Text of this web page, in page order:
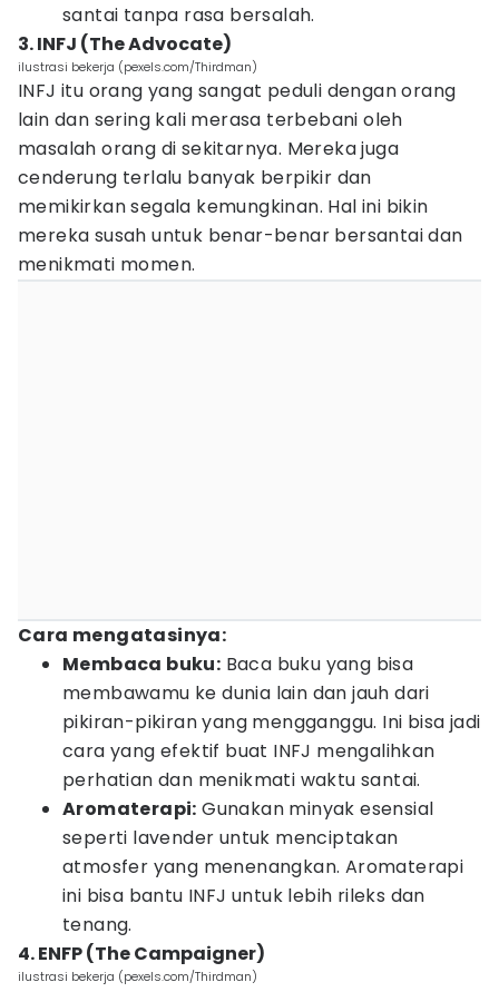
santai tanpa rasa bersalah.
3. INFJ (The Advocate)
ilustrasi bekerja (pexels.com/Thirdman)
INFJ itu orang yang sangat peduli dengan orang
lain dan sering kali merasa terbebani oleh
masalah orang di sekitarnya. Mereka juga
cenderung terlalu banyak berpikir dan
memikirkan segala kemungkinan. Hal ini bikin
mereka susah untuk benar-benar bersantai dan
menikmati momen.
Cara mengatasinya:
Membaca buku: Baca buku yang bisa
membawamu ke dunia lain dan jauh dari
pikiran-pikiran yang mengganggu. Ini bisa jadi
cara yang efektif buat INFJ mengalihkan
perhatian dan menikmati waktu santai.
Aromaterapi: Gunakan minyak esensial
seperti lavender untuk menciptakan
atmosfer yang menenangkan. Aromaterapi
ini bisa bantu INFJ untuk lebih rileks dan
tenang.
4. ENFP (The Campaigner)
ilustrasi bekerja (pexels.com/Thirdman)